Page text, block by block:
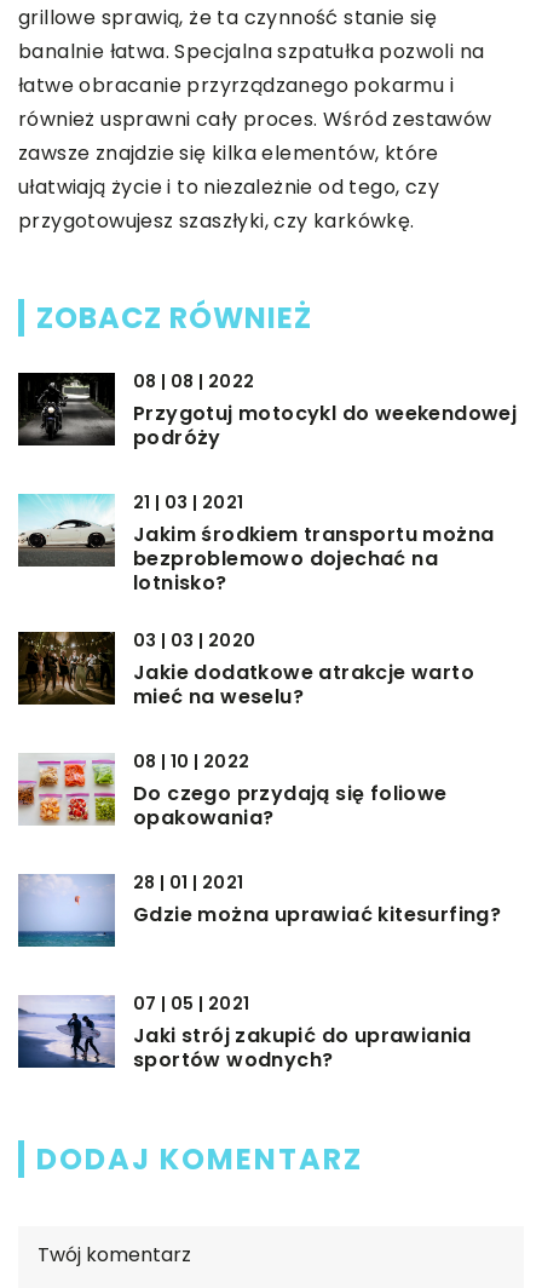
grillowe sprawią, że ta czynność stanie się
banalnie łatwa. Specjalna szpatułka pozwoli na
łatwe obracanie przyrządzanego pokarmu i
również usprawni cały proces. Wśród zestawów
zawsze znajdzie się kilka elementów, które
ułatwiają życie i to niezależnie od tego, czy
przygotowujesz szaszłyki, czy karkówkę.
ZOBACZ RÓWNIEŻ
08 | 08 | 2022
Przygotuj motocykl do weekendowej
podróży
21 | 03 | 2021
Jakim środkiem transportu można
bezproblemowo dojechać na
lotnisko?
03 | 03 | 2020
Jakie dodatkowe atrakcje warto
mieć na weselu?
08 | 10 | 2022
Do czego przydają się foliowe
opakowania?
28 | 01 | 2021
Gdzie można uprawiać kitesurfing?
07 | 05 | 2021
Jaki strój zakupić do uprawiania
sportów wodnych?
DODAJ KOMENTARZ